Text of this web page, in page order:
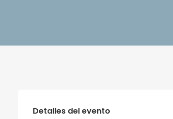
Detalles del evento